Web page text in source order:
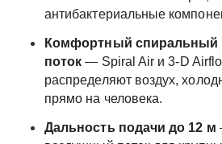
антибактериальные
Комфортный
поток — Spiral Air и 3‑D
распределяют воздух,
прямо на человека.
Дальность подачи до 12 м